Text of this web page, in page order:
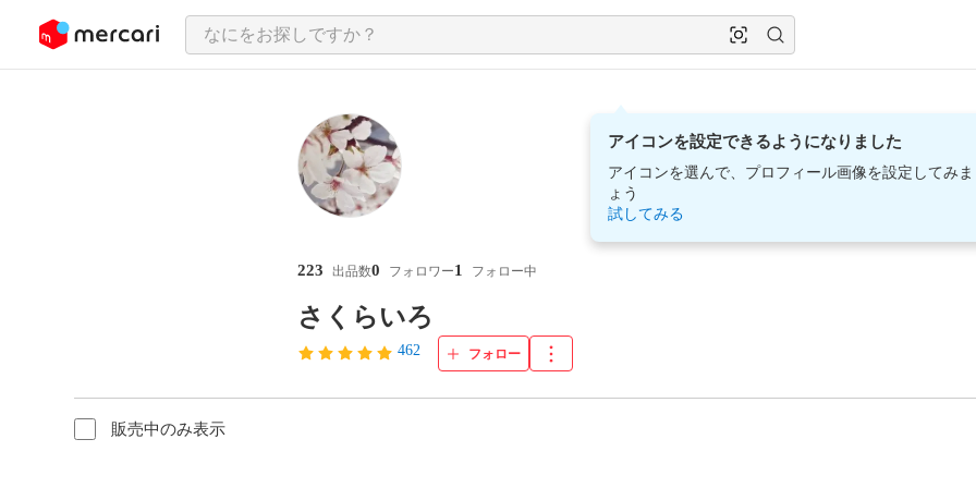
ツにスキップ
アイコンを設定できるようになりました
アイコンを選んで、プロフィール画像を設定してみ
ょう
試してみる
さくらいろ
462 フォロー
223 出品数0 フォロワー1 フォロー中
販売中のみ表示